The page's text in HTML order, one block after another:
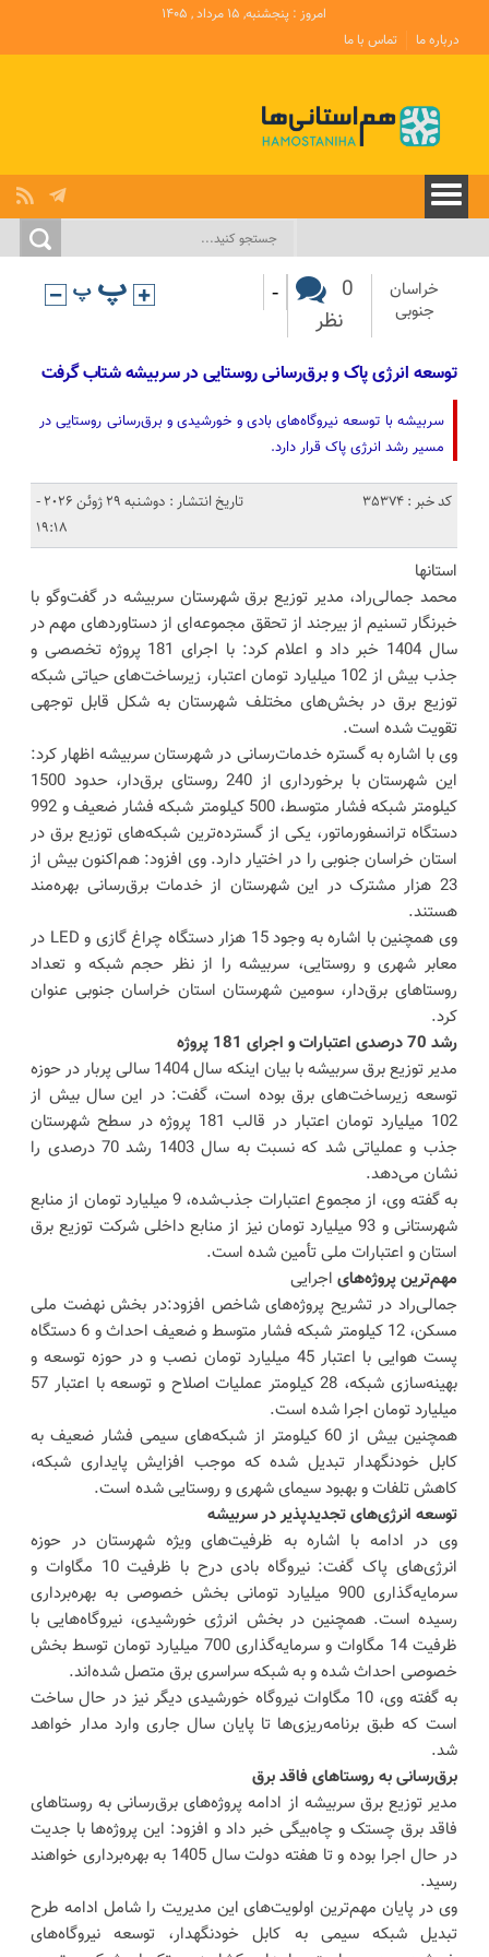
امروز : پنجشنبه, ۱۵ مرداد , ۱۴۰۵
درباره ما
تماس با ما
خراسان
جنوبی
0
نظر
-
توسعه انرژی پاک و برق‌رسانی روستایی در سربیشه شتاب گرفت
سربیشه با توسعه نیروگاه‌های بادی و خورشیدی و برق‌رسانی روستایی در
مسیر رشد انرژی پاک قرار دارد.
کد خبر : 35374
تاریخ انتشار : دوشنبه 29 ژوئن 2026 -
19:18
استانها
محمد جمالی‌راد، مدیر توزیع برق شهرستان سربیشه در گفت‌وگو با
خبرنگار تسنیم از بیرجند از تحقق مجموعه‌ای از دستاوردهای مهم در
سال 1404 خبر داد و اعلام کرد: با اجرای 181 پروژه تخصصی و
جذب بیش از 102 میلیارد تومان اعتبار، زیرساخت‌های حیاتی شبکه
توزیع برق در بخش‌های مختلف شهرستان به شکل قابل توجهی
تقویت شده است.
وی با اشاره به گستره خدمات‌رسانی در شهرستان سربیشه اظهار کرد:
این شهرستان با برخورداری از 240 روستای برق‌دار، حدود 1500
کیلومتر شبکه فشار متوسط، 500 کیلومتر شبکه فشار ضعیف و 992
دستگاه ترانسفورماتور، یکی از گسترده‌ترین شبکه‌های توزیع برق در
استان خراسان جنوبی را در اختیار دارد. وی افزود: هم‌اکنون بیش از
23 هزار مشترک در این شهرستان از خدمات برق‌رسانی بهره‌مند
هستند.
وی همچنین با اشاره به وجود 15 هزار دستگاه چراغ گازی و LED در
معابر شهری و روستایی، سربیشه را از نظر حجم شبکه و تعداد
روستاهای برق‌دار، سومین شهرستان استان خراسان جنوبی عنوان
کرد.
رشد 70 درصدی اعتبارات و اجرای 181 پروژه
مدیر توزیع برق سربیشه با بیان اینکه سال 1404 سالی پربار در حوزه
توسعه زیرساخت‌های برق بوده است، گفت: در این سال بیش از
102 میلیارد تومان اعتبار در قالب 181 پروژه در سطح شهرستان
جذب و عملیاتی شد که نسبت به سال 1403 رشد 70 درصدی را
نشان می‌دهد.
به گفته وی، از مجموع اعتبارات جذب‌شده، 9 میلیارد تومان از منابع
شهرستانی و 93 میلیارد تومان نیز از منابع داخلی شرکت توزیع برق
استان و اعتبارات ملی تأمین شده است.
مهم‌ترین پروژه‌های اجرایی
جمالی‌راد در تشریح پروژه‌های شاخص افزود:در بخش نهضت ملی
مسکن، 12 کیلومتر شبکه فشار متوسط و ضعیف احداث و 6 دستگاه
پست هوایی با اعتبار 45 میلیارد تومان نصب و در حوزه توسعه و
بهینه‌سازی شبکه، 28 کیلومتر عملیات اصلاح و توسعه با اعتبار 57
میلیارد تومان اجرا شده است.
همچنین بیش از 60 کیلومتر از شبکه‌های سیمی فشار ضعیف به
کابل خودنگهدار تبدیل شده که موجب افزایش پایداری شبکه،
کاهش تلفات و بهبود سیمای شهری و روستایی شده است.
توسعه انرژی‌های تجدیدپذیر در سربیشه
وی در ادامه با اشاره به ظرفیت‌های ویژه شهرستان در حوزه
انرژی‌های پاک گفت: نیروگاه بادی درح با ظرفیت 10 مگاوات و
سرمایه‌گذاری 900 میلیارد تومانی بخش خصوصی به بهره‌برداری
رسیده است. همچنین در بخش انرژی خورشیدی، نیروگاه‌هایی با
ظرفیت 14 مگاوات و سرمایه‌گذاری 700 میلیارد تومان توسط بخش
خصوصی احداث شده و به شبکه سراسری برق متصل شده‌اند.
به گفته وی، 10 مگاوات نیروگاه خورشیدی دیگر نیز در حال ساخت
است که طبق برنامه‌ریزی‌ها تا پایان سال جاری وارد مدار خواهد
شد.
برق‌رسانی به روستاهای فاقد برق
مدیر توزیع برق سربیشه از ادامه پروژه‌های برق‌رسانی به روستاهای
فاقد برق چستک و چاه‌بیگی خبر داد و افزود: این پروژه‌ها با جدیت
در حال اجرا بوده و تا هفته دولت سال 1405 به بهره‌برداری خواهند
رسید.
وی در پایان مهم‌ترین اولویت‌های این مدیریت را شامل ادامه طرح
تبدیل شبکه سیمی به کابل خودنگهدار، توسعه نیروگاه‌های